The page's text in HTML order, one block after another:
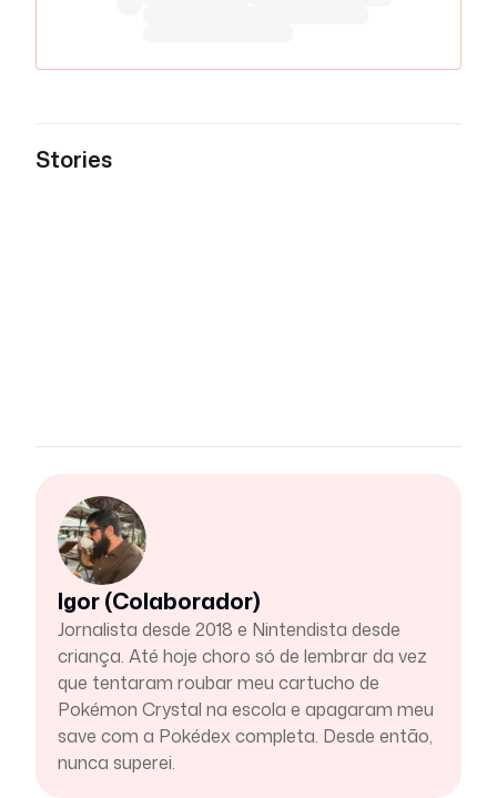
Stories
Igor (Colaborador)
Jornalista desde 2018 e Nintendista desde
criança. Até hoje choro só de lembrar da vez
que tentaram roubar meu cartucho de
Pokémon Crystal na escola e apagaram meu
save com a Pokédex completa. Desde então,
nunca superei.